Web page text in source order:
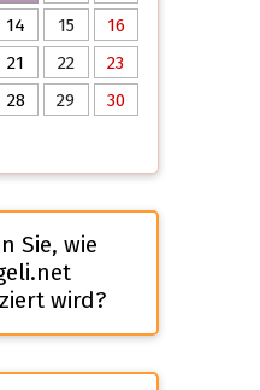
14 15
16
21 22
23
28 29
30
Sie, wie
wird?